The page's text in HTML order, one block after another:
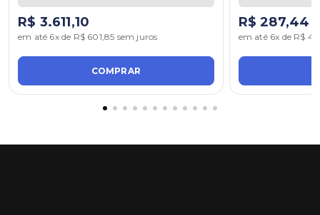
R$ 3.611,10
em até 6x de R$ 601,85 sem juros
COMPRAR
R$ 287,44
em até 6x de R$